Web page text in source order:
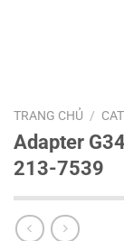
TRANG CHỦ /
Adapter
213-7539